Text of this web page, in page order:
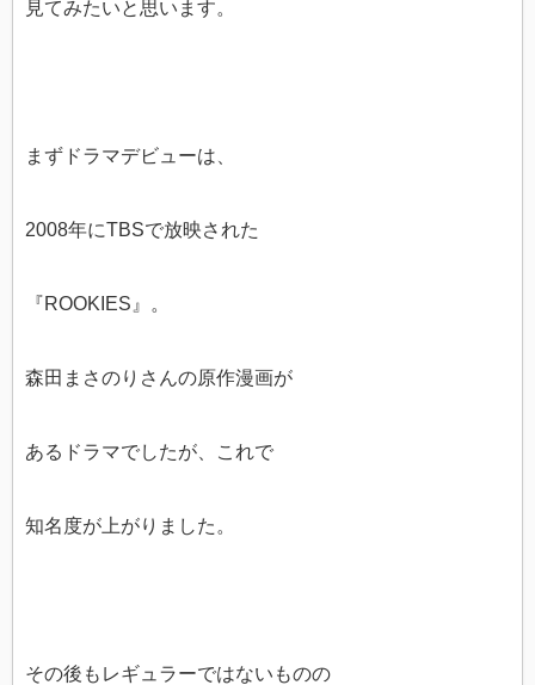
見てみたいと思います。
まずドラマデビューは、
2008年にTBSで放映された
『ROOKIES』。
森田まさのりさんの原作漫画が
あるドラマでしたが、これで
知名度が上がりました。
その後もレギュラーではないものの